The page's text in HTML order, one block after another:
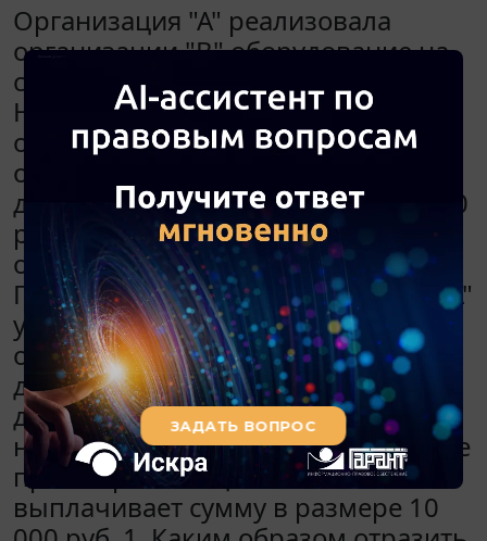
Организация "А" реализовала
организации "В" оборудование на
сумму 10 000 руб. (в том числе
НДС). По определению суда
организация "В" должна оплатить
организации "А" сумму основного
долга - 10 000 руб. и неустойку - 100
руб. Организации находятся на
общей системе налогообложения.
По договору цессии организация "А"
уступает право требования
организации "С", при этом в
договоре указывает всю сумму
долга (то есть 10 100 руб.) и ссылку
на определение суда. За уступаемое
право организация "С"
выплачивает сумму в размере 10